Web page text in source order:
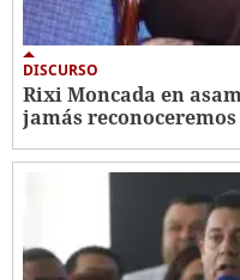
DISCURSO
Rixi Moncada en
jamás